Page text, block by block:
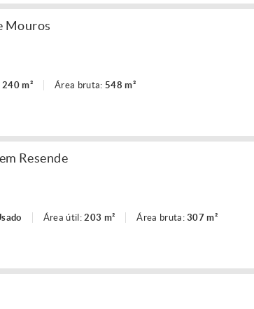
Mouros
240 m² Área bruta: 548 m²
Resende
Área útil:203 m² Área bruta:307 m²